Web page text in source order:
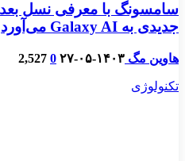
جدیدی به Galaxy AI می‌آورد
هاوین مگ ۱۴۰۳-۰۵-۲۷ 0
2,527
تکنولوژی